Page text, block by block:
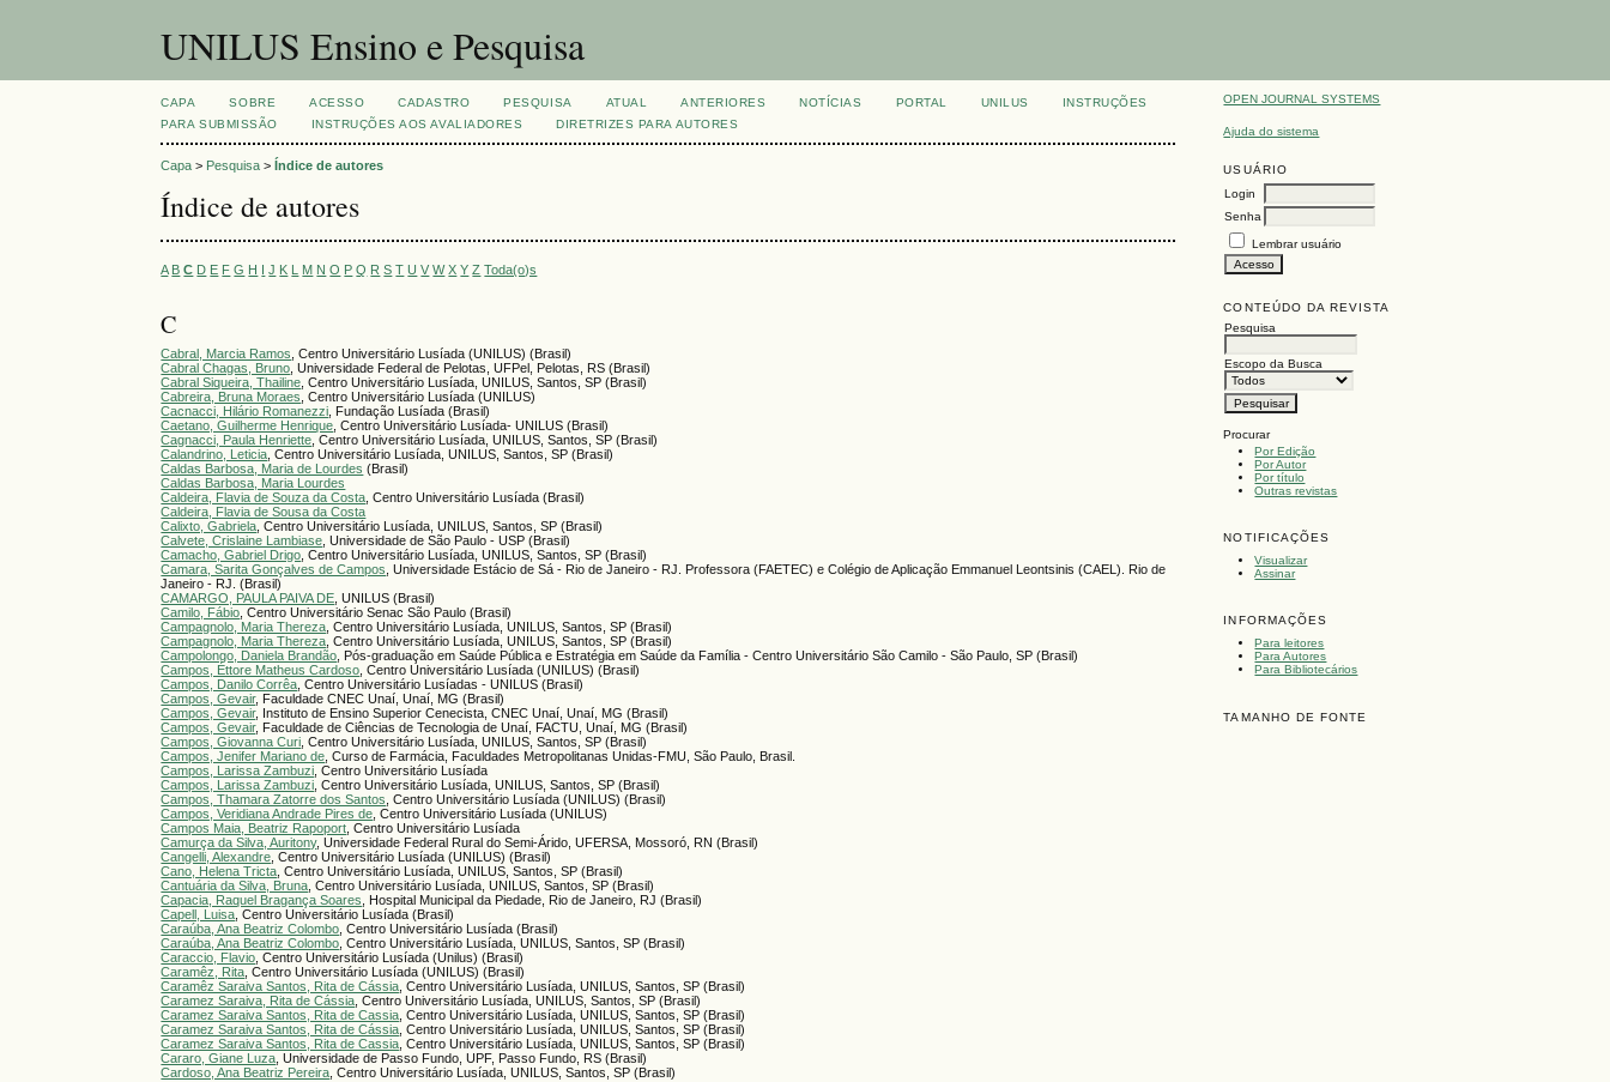
UNILUS Ensino e Pesquisa
OPEN JOURNAL SYSTEMS
Ajuda do sistema
USUÁRIO
Login
Senha
Lembrar usuário
CONTEÚDO DA REVISTA
Pesquisa
Escopo da Busca
Procurar
Por Edição
Por Autor
Por título
Outras revistas
NOTIFICAÇÕES
Visualizar
Assinar
INFORMAÇÕES
Para leitores
Para Autores
Para Bibliotecários
TAMANHO DE FONTE
CAPA SOBRE ACESSO CADASTRO PESQUISA ATUAL ANTERIORES NOTÍCIAS PORTAL UNILUS
INSTRUÇÕES
PARA SUBMISSÃO
INSTRUÇÕES AOS AVALIADORES DIRETRIZES PARA AUTORES
Capa > Pesquisa >Índice de autores
Índice de autores
A B C D E F G H I J K L M N O P Q R S T U V W X Y Z Toda(o)s
C
Cabral, Marcia Ramos , Centro Universitário Lusíada (UNILUS) (Brasil)
Cabral Chagas, Bruno , Universidade Federal de Pelotas, UFPel, Pelotas, RS (Brasil)
Cabral Siqueira, Thailine , Centro Universitário Lusíada, UNILUS, Santos, SP (Brasil)
Cabreira, Bruna Moraes , Centro Universitário Lusíada (UNILUS)
Cacnacci, Hilário Romanezzi , Fundação Lusíada (Brasil)
Caetano, Guilherme Henrique , Centro Universitário Lusíada- UNILUS (Brasil)
Cagnacci, Paula Henriette , Centro Universitário Lusíada, UNILUS, Santos, SP (Brasil)
Calandrino, Leticia , Centro Universitário Lusíada, UNILUS, Santos, SP (Brasil)
Caldas Barbosa, Maria de Lourdes (Brasil)
Caldas Barbosa, Maria Lourdes
Caldeira, Flavia de Souza da Costa , Centro Universitário Lusíada (Brasil)
Caldeira, Flavia de Sousa da Costa
Calixto, Gabriela , Centro Universitário Lusíada, UNILUS, Santos, SP (Brasil)
Calvete, Crislaine Lambiase , Universidade de São Paulo - USP (Brasil)
Camacho, Gabriel Drigo , Centro Universitário Lusíada, UNILUS, Santos, SP (Brasil)
Camara, Sarita Gonçalves de Campos , Universidade Estácio de Sá - Rio de Janeiro - RJ. Professora (FAETEC) e Colégio de Aplicação Emmanuel Leontsinis (CAEL). Rio de
Janeiro - RJ. (Brasil)
CAMARGO, PAULA PAIVA DE , UNILUS (Brasil)
Camilo, Fábio , Centro Universitário Senac São Paulo (Brasil)
Campagnolo, Maria Thereza , Centro Universitário Lusíada, UNILUS, Santos, SP (Brasil)
Campagnolo, Maria Thereza , Centro Universitário Lusíada, UNILUS, Santos, SP (Brasil)
Campolongo, Daniela Brandão , Pós-graduação em Saúde Pública e Estratégia em Saúde da Família - Centro Universitário São Camilo - São Paulo, SP (Brasil)
Campos, Éttore Matheus Cardoso , Centro Universitário Lusíada (UNILUS) (Brasil)
Campos, Danilo Corrêa , Centro Universitário Lusíadas - UNILUS (Brasil)
Campos, Gevair, Faculdade CNEC Unaí, Unaí, MG (Brasil)
Campos, Gevair, Instituto de Ensino Superior Cenecista, CNEC Unaí, Unaí, MG (Brasil)
Campos, Gevair, Faculdade de Ciências de Tecnologia de Unaí, FACTU, Unaí, MG (Brasil)
Campos, Giovanna Curi , Centro Universitário Lusíada, UNILUS, Santos, SP (Brasil)
Campos, Jenifer Mariano de , Curso de Farmácia, Faculdades Metropolitanas Unidas-FMU, São Paulo, Brasil.
Campos, Larissa Zambuzi , Centro Universitário Lusíada
Campos, Larissa Zambuzi , Centro Universitário Lusíada, UNILUS, Santos, SP (Brasil)
Campos, Thamara Zatorre dos Santos , Centro Universitário Lusíada (UNILUS) (Brasil)
Campos, Veridiana Andrade Pires de , Centro Universitário Lusíada (UNILUS)
Campos Maia, Beatriz Rapoport , Centro Universitário Lusíada
Camurça da Silva, Auritony, Universidade Federal Rural do Semi-Árido, UFERSA, Mossoró, RN (Brasil)
Cangelli, Alexandre , Centro Universitário Lusíada (UNILUS) (Brasil)
Cano, Helena Tricta , Centro Universitário Lusíada, UNILUS, Santos, SP (Brasil)
Cantuária da Silva, Bruna , Centro Universitário Lusíada, UNILUS, Santos, SP (Brasil)
Capacia, Raquel Bragança Soares
, Hospital Municipal da Piedade, Rio de Janeiro, RJ (Brasil)
Capell, Luisa , Centro Universitário Lusíada (Brasil)
Caraúba, Ana Beatriz Colombo , Centro Universitário Lusíada (Brasil)
Caraúba, Ana Beatriz Colombo , Centro Universitário Lusíada, UNILUS, Santos, SP (Brasil)
Caraccio, Flavio , Centro Universitário Lusíada (Unilus) (Brasil)
Caramêz, Rita , Centro Universitário Lusíada (UNILUS) (Brasil)
Caramêz Saraiva Santos, Rita de Cássia , Centro Universitário Lusíada, UNILUS, Santos, SP (Brasil)
Caramez Saraiva, Rita de Cássia , Centro Universitário Lusíada, UNILUS, Santos, SP (Brasil)
Caramez Saraiva Santos, Rita de Cassia , Centro Universitário Lusíada, UNILUS, Santos, SP (Brasil)
Caramez Saraiva Santos, Rita de Cássia , Centro Universitário Lusíada, UNILUS, Santos, SP (Brasil)
Caramez Saraiva Santos, Rita de Cassia , Centro Universitário Lusíada, UNILUS, Santos, SP (Brasil)
Cararo, Giane Luza , Universidade de Passo Fundo, UPF, Passo Fundo, RS (Brasil)
Cardoso, Ana Beatriz Pereira , Centro Universitário Lusíada, UNILUS, Santos, SP (Brasil)